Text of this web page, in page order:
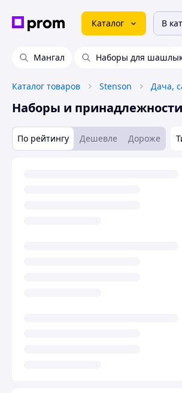
Каталог В
Мангал Наборы для
Каталог товаров Stenson Дача,
Наборы и
По рейтингу Дешевле Дороже